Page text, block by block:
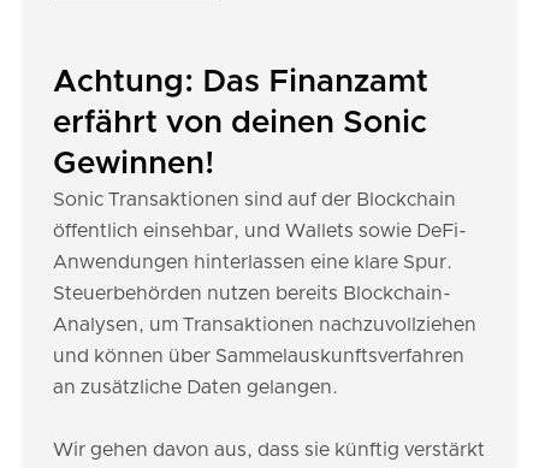
Achtung: Das Finanzamt
erfährt von deinen Sonic
Gewinnen!
Sonic Transaktionen sind auf der Blockchain
öffentlich einsehbar, und Wallets sowie DeFi-
Anwendungen hinterlassen eine klare Spur.
Steuerbehörden nutzen bereits Blockchain-
Analysen, um Transaktionen nachzuvollziehen
und können über Sammelauskunftsverfahren
an zusätzliche Daten gelangen.
Wir gehen davon aus, dass sie künftig verstärkt